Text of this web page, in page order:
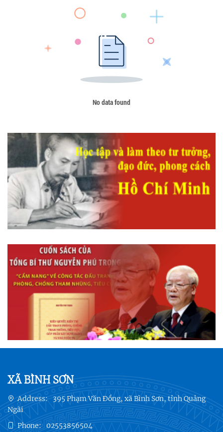
No data found
XÃ BÌNH SƠN
Address: 395 Phạm Văn Đồng, xã Bình Sơn, tỉnh Quảng
Ngãi
Phone: 02553856504